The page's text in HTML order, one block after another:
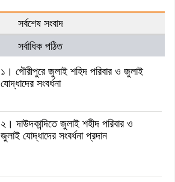
সর্বশেষ সংবাদ
সর্বাধিক পঠিত
১। গৌরীপুরে জুলাই শহিদ পরিবার ও জুলাই
যোদ্ধাদের সংবর্ধনা
২। দাউদকান্দিতে জুলাই শহীদ পরিবার ও
জুলাই যোদ্ধাদের সংবর্ধনা প্রদান